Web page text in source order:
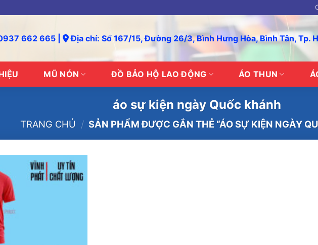
662 665 | Địa chỉ: Số 167/15, Đường 26/3, Bình Hưng Hòa, Bình Tân, Tp.
MŨ NÓN ĐỒ BẢO HỘ LAO ĐỘNG ÁO THUN
áo sự kiện ngày Quốc khánh
TRANG CHỦ / SẢN PHẨM ĐƯỢC GẮN THẺ “ÁO SỰ KIỆN NGÀY